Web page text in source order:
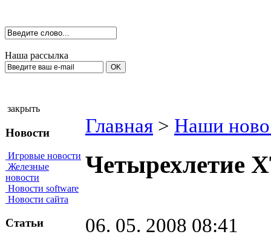
Наша рассылка
закрыть
Новости
Игровые новости
Железные
новости
Новости software
Новости сайта
Статьи
Главная > Наши
Четырехлетие
06. 05. 2008 08:41